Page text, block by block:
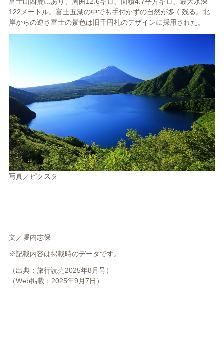
122メートル。富士五湖の中でも手付かずの自然が多く残る。北
岸からの逆さ富士の景色は旧千円札のデザインに採用された。
写真／ピクスタ
文／堀内志保
※記載内容は掲載時のデータです。
（出典：旅行読売2025年8月号）
（Web掲載：2025年9月7日）